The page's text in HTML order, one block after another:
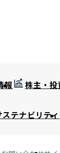
報 株主・
ステナビリティ